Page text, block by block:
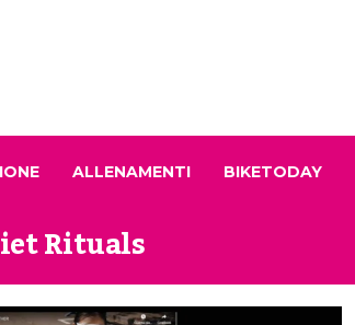
ALLENAMENTI BIKETODAY
Rituals